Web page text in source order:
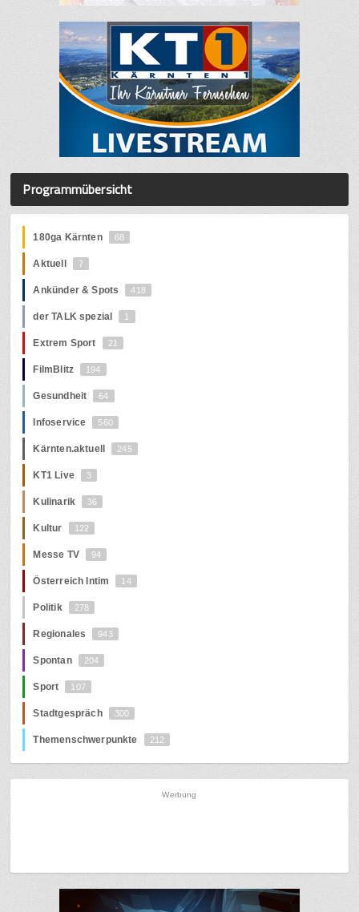
Programmübersicht
180ga Kärnten 68
Aktuell 7
Ankünder & Spots 418
der TALK spezial 1
Extrem Sport 21
FilmBlitz 194
Gesundheit 64
Infoservice 560
Kärnten.aktuell 245
KT1 Live 3
Kulinarik 36
Kultur 122
Messe TV 94
Österreich Intim 14
Politik 278
Regionales 943
Spontan 204
Sport 107
Stadtgespräch 300
Themenschwerpunkte 212
Werbung